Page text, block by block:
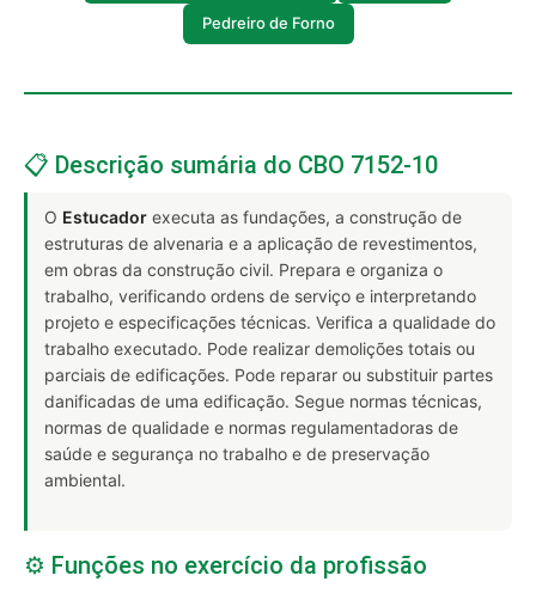
Pedreiro de Forno
📋 Descrição sumária do CBO 7152-10
O Estucador executa as fundações, a construção de
estruturas de alvenaria e a aplicação de revestimentos,
em obras da construção civil. Prepara e organiza o
trabalho, verificando ordens de serviço e interpretando
projeto e especificações técnicas. Verifica a qualidade do
trabalho executado. Pode realizar demolições totais ou
parciais de edificações. Pode reparar ou substituir partes
danificadas de uma edificação. Segue normas técnicas,
normas de qualidade e normas regulamentadoras de
saúde e segurança no trabalho e de preservação
ambiental.
⚙️ Funções no exercício da profissão